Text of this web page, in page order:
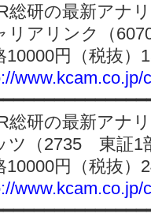
総研の最新アナ
リアリンク（
10000円（税抜）
www.kcam.co.jp/
総研の最新アナ
ツ（2735 東証1
10000円（税抜）
www.kcam.co.jp/